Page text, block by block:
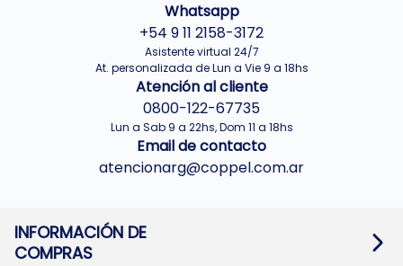
Whatsapp
+54 9 11 2158-3172
Asistente virtual 24/7
At. personalizada de Lun a Vie 9 a 18hs
Atención al cliente
0800-122-67735
Lun a Sab 9 a 22hs, Dom 11 a 18hs
Email de contacto
atencionarg@coppel.com.ar
INFORMACIÓN DE
COMPRAS